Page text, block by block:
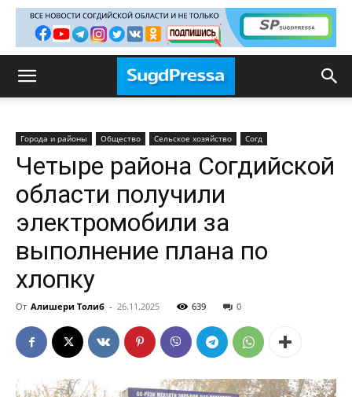
Города и районы Общество Сельское хозяйство Согд
Четыре района Согдийской
области получили
электромобили за
выполнение плана по
хлопку
От Алишери Толиб - 26.11.2025 639 0